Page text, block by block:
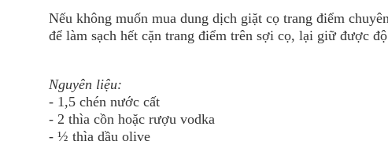
Nếu không muốn mua dung dịch giặt cọ trang điểm
để làm sạch hết cặn trang điểm trên sợi cọ, lại giữ được
Nguyên liệu:
- 1,5 chén nước cất
- 2 thìa cồn hoặc rượu vodka
- ½ thìa dầu olive